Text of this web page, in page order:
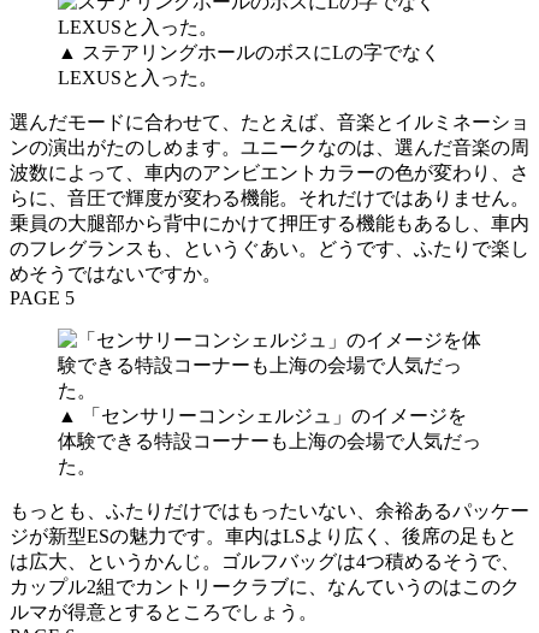
▲ ステアリングホールのボスにLの字でなく
LEXUSと入った。
選んだモードに合わせて、たとえば、音楽とイルミネーショ
ンの演出がたのしめます。ユニークなのは、選んだ音楽の周
波数によって、車内のアンビエントカラーの色が変わり、さ
らに、音圧で輝度が変わる機能。それだけではありません。
乗員の大腿部から背中にかけて押圧する機能もあるし、車内
のフレグランスも、というぐあい。どうです、ふたりで楽し
めそうではないですか。
PAGE 5
▲ 「センサリーコンシェルジュ」のイメージを
体験できる特設コーナーも上海の会場で人気だっ
た。
もっとも、ふたりだけではもったいない、余裕あるパッケー
ジが新型ESの魅力です。車内はLSより広く、後席の足もと
は広大、というかんじ。ゴルフバッグは4つ積めるそうで、
カップル2組でカントリークラブに、なんていうのはこのク
ルマが得意とするところでしょう。